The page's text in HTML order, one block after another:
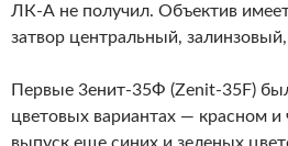
ЛК-А не получил. Объектив
затвор центральный,
Первые 3енит-35Ф (Zenit-35F)
цветовых вариантах — красном и
выпуск еще синих и зеленых